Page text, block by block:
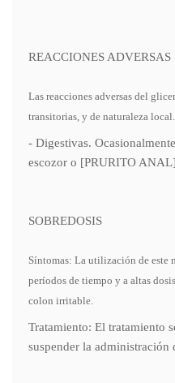
REACCIONES ADVERSAS
Las reacciones adversas del
transitorias, y de naturaleza local.
- Digestivas.
escozor o [PRURITO
SOBREDOSIS
Síntomas: La utilización de este
períodos de tiempo y a altas
colon irritable.
Tratamiento: El tratamiento
suspender la administración